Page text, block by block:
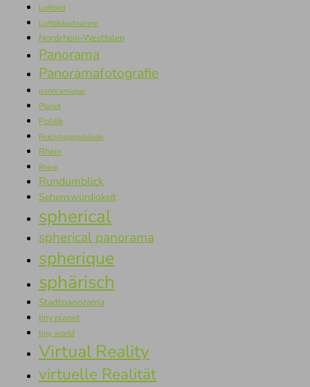
Luftbild
Luftbildaufnahme
Nordrhein-Westfalen
Panorama
Panoramafotografie
panoramique
Planet
Politik
Reichstagsgebäude
Rhein
Rhine
Rundumblick
Sehenswürdigkeit
spherical
spherical panorama
spherique
sphärisch
Stadtpanorama
tiny planet
tiny world
Virtual Reality
virtuelle Realität